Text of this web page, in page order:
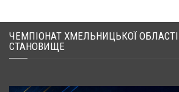
ЧЕМПІОНАТ ХМЕЛЬНИЦЬКОЇ
СТАНОВИЩЕ